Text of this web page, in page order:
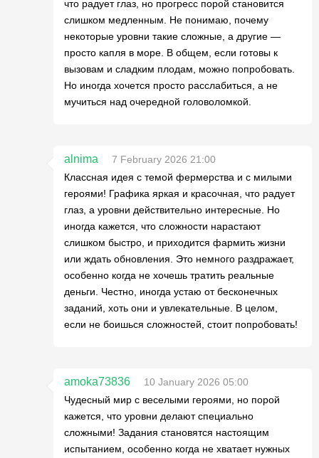
что радует глаз, но прогресс порой становится
слишком медленным. Не понимаю, почему
некоторые уровни такие сложные, а другие —
просто капля в море. В общем, если готовы к
вызовам и сладким плодам, можно попробовать.
Но иногда хочется просто расслабиться, а не
мучиться над очередной головоломкой.
alnima
7 February 2026 21:00
Классная идея с темой фермерства и с милыми
героями! Графика яркая и красочная, что радует
глаз, а уровни действительно интересные. Но
иногда кажется, что сложности нарастают
слишком быстро, и приходится фармить жизни
или ждать обновления. Это немного раздражает,
особенно когда не хочешь тратить реальные
деньги. Честно, иногда устаю от бесконечных
заданий, хоть они и увлекательные. В целом,
если не боишься сложностей, стоит попробовать!
amoka73836
10 January 2026 05:00
Чудесный мир с веселыми героями, но порой
кажется, что уровни делают специально
сложными! Задания становятся настоящим
испытанием, особенно когда не хватает нужных